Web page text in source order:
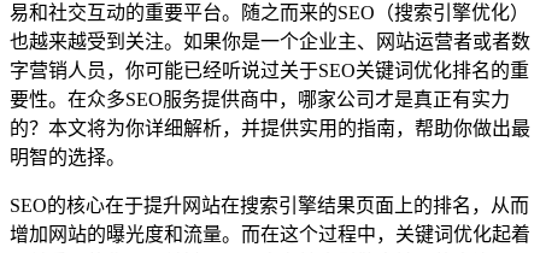
易和社交互动的重要平台。随之而来的SEO（搜索引擎优化）
也越来越受到关注。如果你是一个企业主、网站运营者或者数
字营销人员，你可能已经听说过关于SEO关键词优化排名的重
要性。在众多SEO服务提供商中，哪家公司才是真正有实力
的？本文将为你详细解析，并提供实用的指南，帮助你做出最
明智的选择。
SEO的核心在于提升网站在搜索引擎结果页面上的排名，从而
增加网站的曝光度和流量。而在这个过程中，关键词优化起着